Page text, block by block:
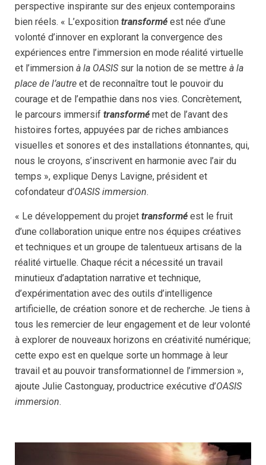
perspective inspirante sur des enjeux contemporains
bien réels. « L’exposition transformé est née d’une
volonté d’innover en explorant la convergence des
expériences entre l’immersion en mode réalité virtuelle
et l’immersion à la OASIS sur la notion de se mettre à la
place de l’autre et de reconnaître tout le pouvoir du
courage et de l’empathie dans nos vies. Concrètement,
le parcours immersif transformé met de l’avant des
histoires fortes, appuyées par de riches ambiances
visuelles et sonores et des installations étonnantes, qui,
nous le croyons, s’inscrivent en harmonie avec l’air du
temps », explique Denys Lavigne, président et
cofondateur d’OASIS immersion.
« Le développement du projet transformé est le fruit
d’une collaboration unique entre nos équipes créatives
et techniques et un groupe de talentueux artisans de la
réalité virtuelle. Chaque récit a nécessité un travail
minutieux d’adaptation narrative et technique,
d’expérimentation avec des outils d’intelligence
artificielle, de création sonore et de recherche. Je tiens à
tous les remercier de leur engagement et de leur volonté
à explorer de nouveaux horizons en créativité numérique;
cette expo est en quelque sorte un hommage à leur
travail et au pouvoir transformationnel de l’immersion »,
ajoute Julie Castonguay, productrice exécutive d’OASIS
immersion.